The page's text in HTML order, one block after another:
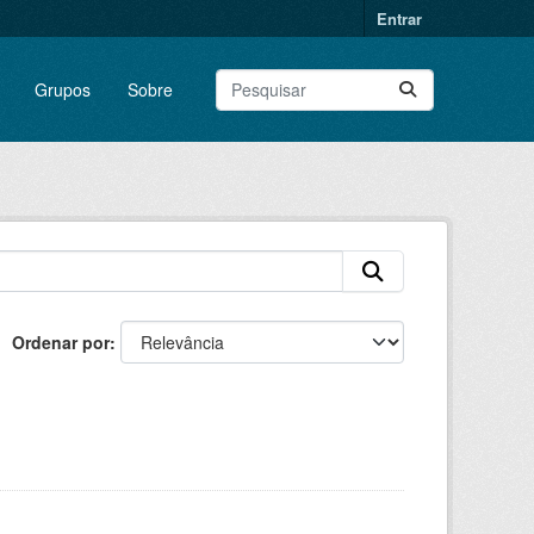
Entrar
Grupos Sobre
Ordenar por